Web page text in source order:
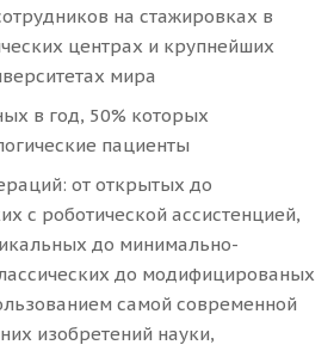
на стажировках в
центрах и крупнейших
мира
в год, 50% которых
пациенты
от открытых до
с роботической ассистенцией,
до минимально-
до модифицированых
самой современной
изобретений науки,